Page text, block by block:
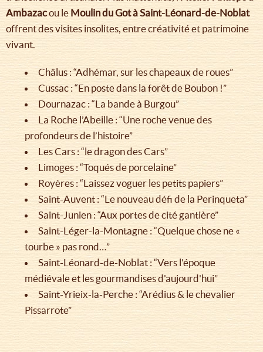
Ambazacou le Moulin du Got à Saint-Léonard-de-Noblat
offrent des visites insolites, entre créativité et patrimoine
vivant.
Châlus : “Adhémar, sur les chapeaux de roues”
Cussac : “En poste dans la forêt de Boubon !”
Dournazac : “La bande à Burgou”
La Roche l’Abeille : “Une roche venue des
profondeurs de l’histoire”
Les Cars : “le dragon des Cars”
Limoges : “Toqués de porcelaine”
Royères : “Laissez voguer les petits papiers”
Saint-Auvent : “Le nouveau défi de la Perinqueta”
Saint-Junien : “Aux portes de cité gantière”
Saint-Léger-la-Montagne : “Quelque chose ne «
tourbe » pas rond…”
Saint-Léonard-de-Noblat : “Vers l'époque
médiévale et les gourmandises d'aujourd'hui”
Saint-Yrieix-la-Perche : “Arédius & le chevalier
Pissarrote”